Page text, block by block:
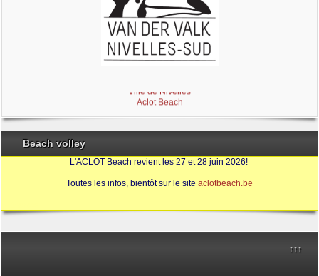
Ville de Nivelles
Aclot Beach
Beach volley
L'ACLOT Beach revient les 27 et 28 juin 2026!
Toutes les infos, bientôt sur le site aclotbeach.be
↑↑↑